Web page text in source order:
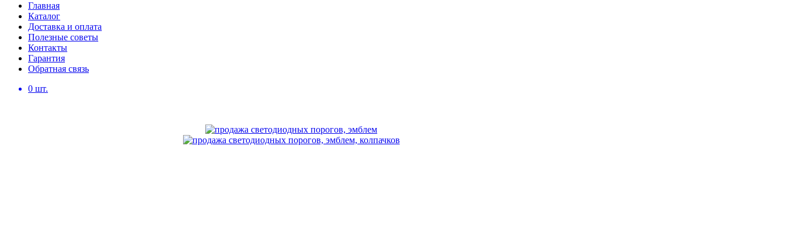
Главная
Каталог
Доставка и оплата
Полезные советы
Контакты
Гарантия
Обратная связь
0 шт.